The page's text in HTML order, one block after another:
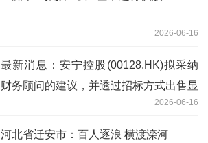
2026-06-16
最新消息：安宁控股(00128.HK)拟采纳
财务顾问的建议，并透过招标方式出售显
2026-06-16
河北省迁安市：百人逐浪 横渡滦河